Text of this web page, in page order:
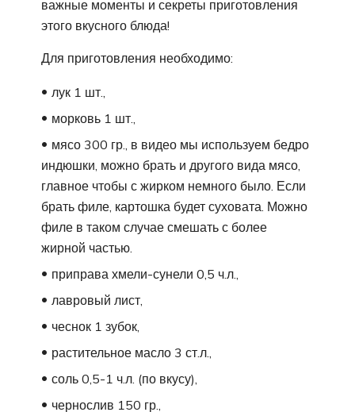
важные моменты и секреты приготовления
этого вкусного блюда!
Для приготовления необходимо:
лук 1 шт.,
морковь 1 шт.,
мясо 300 гр., в видео мы используем бедро
индюшки, можно брать и другого вида мясо,
главное чтобы с жирком немного было. Если
брать филе, картошка будет суховата. Можно
филе в таком случае смешать с более
жирной частью.
приправа хмели-сунели 0,5 ч.л.,
лавровый лист,
чеснок 1 зубок,
растительное масло 3 ст.л.,
соль 0,5-1 ч.л. (по вкусу),
чернослив 150 гр.,